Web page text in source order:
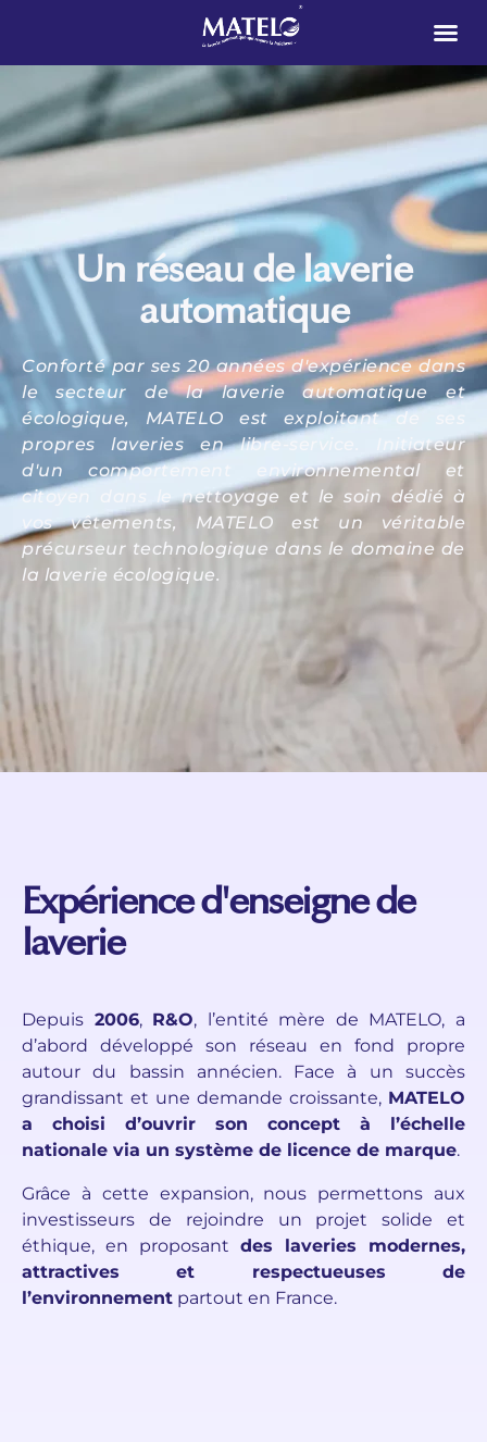
Un réseau de laverie
automatique​
Conforté par ses 20 années d'expérience dans
le secteur de la laverie automatique et
écologique, MATELO est exploitant de ses
propres laveries en libre-service. Initiateur
d'un comportement environnemental et
citoyen dans le nettoyage et le soin dédié à
vos vêtements, MATELO est un véritable
précurseur technologique dans le domaine de
la laverie écologique.
Expérience d'enseigne de
laverie
Depuis 2006, R&O, l’entité mère de MATELO, a
d’abord développé son réseau en fond propre
autour du bassin annécien. Face à un succès
grandissant et une demande croissante, MATELO
a choisi d’ouvrir son concept à l’échelle
nationale via un système de licence de marque.
Grâce à cette expansion, nous permettons aux
investisseurs de rejoindre un projet solide et
éthique, en proposant des laveries modernes,
attractives et respectueuses de
l’environnement partout en France.